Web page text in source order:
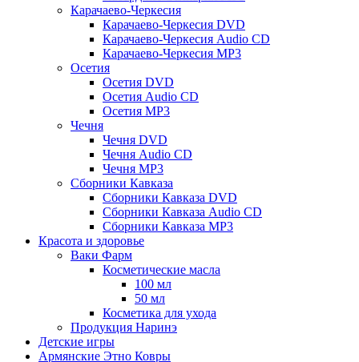
Карачаево-Черкесия
Карачаево-Черкесия DVD
Карачаево-Черкесия Audio CD
Карачаево-Черкесия MP3
Осетия
Осетия DVD
Осетия Audio CD
Осетия MP3
Чечня
Чечня DVD
Чечня Audio CD
Чечня MP3
Сборники Кавказа
Сборники Кавказа DVD
Сборники Кавказа Audio CD
Сборники Кавказа MP3
Красота и здоровье
Ваки Фарм
Косметические масла
100 мл
50 мл
Косметика для ухода
Продукция Наринэ
Детские игры
Армянские Этно Ковры